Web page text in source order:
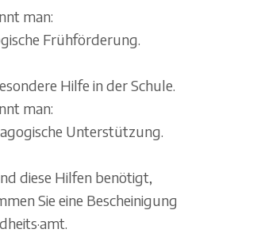
man:
Frühförderung.
Hilfe in der Schule.
man:
Unterstützung.
diese Hilfen benötigt,
Sie eine Bescheinigung